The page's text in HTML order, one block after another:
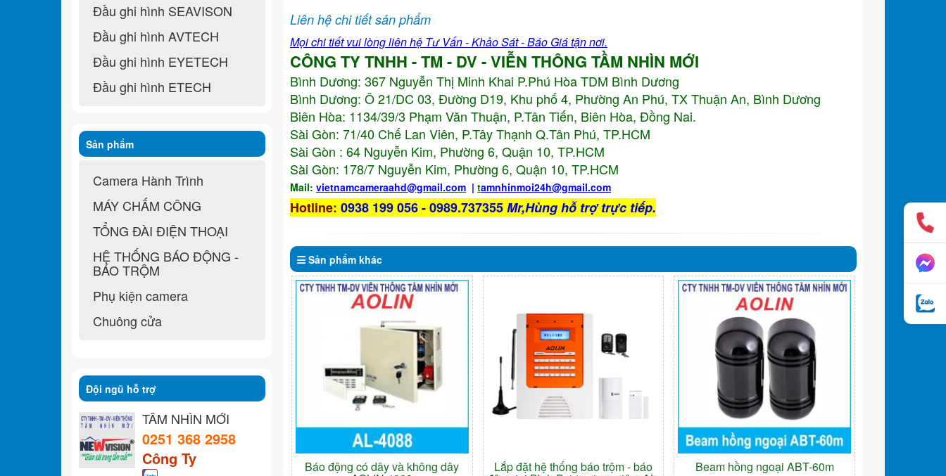
Liên hệ chi tiết sản phẩm
Mọi chi tiết vui lòng liên hệ Tư Vấn - Khảo Sát - Báo Giá tận nơi.
CÔNG TY TNHH - TM - DV - VIỄN THÔNG TẦM NHÌN MỚI
Bình Dương: 367 Nguyễn Thị Minh Khai P.Phú Hòa TDM Bình Dương
Bình Dương: Ô 21/DC 03, Đường D19, Khu phố 4, Phường An Phú, TX Thuận An, Bình Dương
Biên Hòa: 1134/39/3 Phạm Văn Thuận, P.Tân Tiến, Biên Hòa, Đồng Nai.
Sài Gòn: 71/40 Chế Lan Viên, P.Tây Thạnh Q.Tân Phú, TP.HCM
Sài Gòn : 64 Nguyễn Kim, Phường 6, Quận 10, TP.HCM
Sài Gòn: 178/7 Nguyễn Kim, Phường 6, Quận 10, TP.HCM
Mail: vietnamcameraahd@gmail.com | tamnhinmoi24h@gmail.com
Hotline: 0938 199 056 - 0989.737355Mr,Hùng hỗ trợ trực tiếp.
Sản phẩm khác
Báo động có dây và không dây Lắp đặt hệ thống báo trộm - báo Beam hồng ngoại ABT-60m
Đầu ghi hình SEAVISON
Đầu ghi hình AVTECH
Đầu ghi hình EYETECH
Đầu ghi hình ETECH
Sản phẩm
Camera Hành Trình
MÁY CHẤM CÔNG
TỔNG ĐÀI ĐIỆN THOẠI
HỆ THỐNG BÁO ĐỘNG -
BÁO TRỘM
Phụ kiện camera
Chuông cửa
Đội ngũ hỗ trợ
TẦM NHÌN MỚI
0251 368 2958
Công Ty